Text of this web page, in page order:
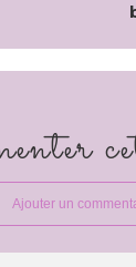
Ajouter un